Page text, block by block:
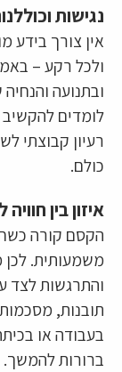
נגישות
אין צורך בידע
ולכל רקע –
ובתנועה
לומדים
רעיון קבוצתי
כולם.
איזון בין חוויה
הקסם קורה
משמעותית. לכן
והתרגשות לצד
תובנות,
בעבודה או
ברורות להמשך.